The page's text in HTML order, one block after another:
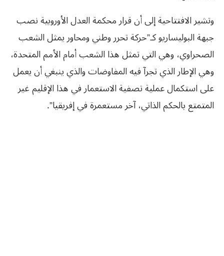
وتشير الافتتاحية إلى أن قرار محكمة العدل الأوروبية نصب
جبهة البوليساريو كـ”حركة تحرر وطني ومحاور يمثل الشعب
الصحراوي، وهي التي تمثل هذا الشعب أمام الأمم المتحدة،
وهي الإطار الذي تجرآ فيه المفاوضات والذي ينبغي أن يعمل
على استكمال عملية تصفية الاستعمار في هذا الإقليم غير
المتمتع بالحكم الذاتي، آخر مستعمرة في إفريقيا”.